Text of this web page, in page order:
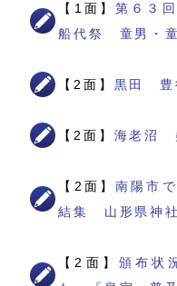
【1面】第６３
船代祭 童男・
【2面】 黒田 豊
【2面】 海老沼
【2面】南陽市
結集 山形県神
【2面】 頒布状